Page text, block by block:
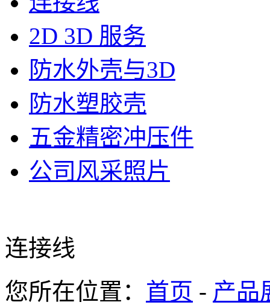
2D 3D 服务
防水外壳与3D
防水塑胶壳
五金精密冲压件
公司风采照片
连接线
您所在位置： 首页 - 产品